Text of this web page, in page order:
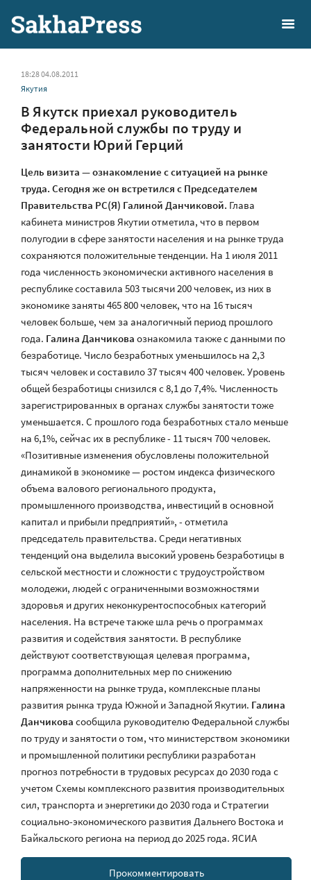
18:28 04.08.2011
Якутия
В Якутск приехал руководитель
Федеральной службы по труду и
занятости Юрий Герций
Цель визита — ознакомление с ситуацией на рынке
труда. Сегодня же он встретился с Председателем
Правительства РС(Я) Галиной Данчиковой. Глава
кабинета министров Якутии отметила, что в первом
полугодии в сфере занятости населения и на рынке труда
сохраняются положительные тенденции. На 1 июля 2011
года численность экономически активного населения в
республике составила 503 тысячи 200 человек, из них в
экономике заняты 465 800 человек, что на 16 тысяч
человек больше, чем за аналогичный период прошлого
года. Галина Данчикова ознакомила также с данными по
безработице. Число безработных уменьшилось на 2,3
тысяч человек и составило 37 тысяч 400 человек. Уровень
общей безработицы снизился с 8,1 до 7,4%. Численность
зарегистрированных в органах службы занятости тоже
уменьшается. С прошлого года безработных стало меньше
на 6,1%, сейчас их в республике - 11 тысяч 700 человек.
«Позитивные изменения обусловлены положительной
динамикой в экономике — ростом индекса физического
объема валового регионального продукта,
промышленного производства, инвестиций в основной
капитал и прибыли предприятий», - отметила
председатель правительства. Среди негативных
тенденций она выделила высокий уровень безработицы в
сельской местности и сложности с трудоустройством
молодежи, людей с ограниченными возможностями
здоровья и других неконкурентоспособных категорий
населения. На встрече также шла речь о программах
развития и содействия занятости. В республике
действуют соответствующая целевая программа,
программа дополнительных мер по снижению
напряженности на рынке труда, комплексные планы
развития рынка труда Южной и Западной Якутии. Галина
Данчикова сообщила руководителю Федеральной службы
по труду и занятости о том, что министерством экономики
и промышленной политики республики разработан
прогноз потребности в трудовых ресурсах до 2030 года с
учетом Схемы комплексного развития производительных
сил, транспорта и энергетики до 2030 года и Стратегии
социально-экономического развития Дальнего Востока и
Байкальского региона на период до 2025 года. ЯСИА
Прокомментировать